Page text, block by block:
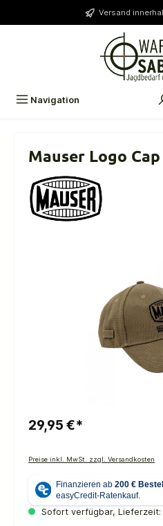
Versand
Navigation
Mauser Logo
29,95 €*
Preise inkl. MwSt. zzgl. Versandkosten
Sofort verfügbar,